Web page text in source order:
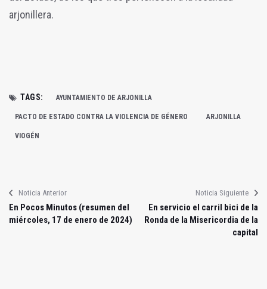
arjonillera.
TAGS: AYUNTAMIENTO DE ARJONILLA
PACTO DE ESTADO CONTRA LA VIOLENCIA DE GÉNERO ARJONILLA
VIOGÉN
Noticia Anterior
En Pocos Minutos (resumen del
miércoles, 17 de enero de 2024)
Noticia Siguiente
En servicio el carril bici de la
Ronda de la Misericordia de la
capital